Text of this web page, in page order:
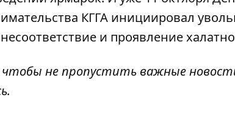
КГГА инициировал
и проявление
чтобы не пропустить важные
.